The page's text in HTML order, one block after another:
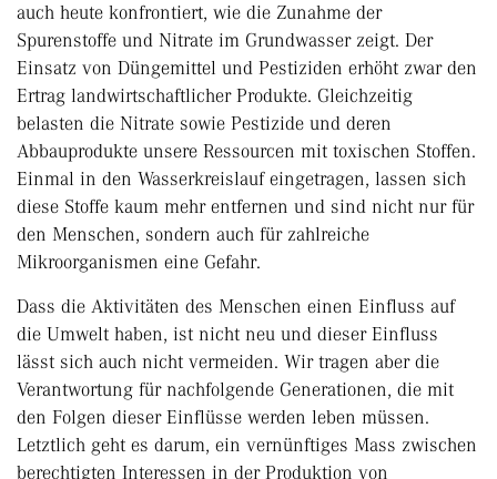
auch heute konfrontiert, wie die Zunahme der
Spurenstoffe und Nitrate im Grundwasser zeigt. Der
Einsatz von Düngemittel und Pestiziden erhöht zwar den
Ertrag landwirtschaftlicher Produkte. Gleichzeitig
belasten die Nitrate sowie Pestizide und deren
Abbauprodukte unsere Ressourcen mit toxischen Stoffen.
Einmal in den Wasserkreislauf eingetragen, lassen sich
diese Stoffe kaum mehr entfernen und sind nicht nur für
den Menschen, sondern auch für zahlreiche
Mikroorganismen eine Gefahr.
Dass die Aktivitäten des Menschen einen Einfluss auf
die Umwelt haben, ist nicht neu und dieser Einfluss
lässt sich auch nicht vermeiden. Wir tragen aber die
Verantwortung für nachfolgende Generationen, die mit
den Folgen dieser Einflüsse werden leben müssen.
Letztlich geht es darum, ein vernünftiges Mass zwischen
berechtigten Interessen in der Produktion von